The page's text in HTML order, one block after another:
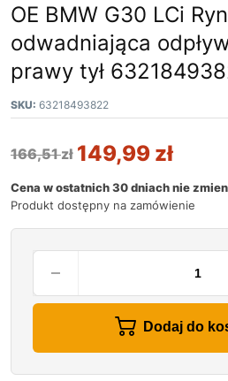
OE BMW G30 LCi
odwadniająca
prawy tył
SKU: 63218493822
166,51zł 149,99 zł
Cena w ostatnich 30 dniach nie
Produkt dostępny na zamówienie
Dodaj do